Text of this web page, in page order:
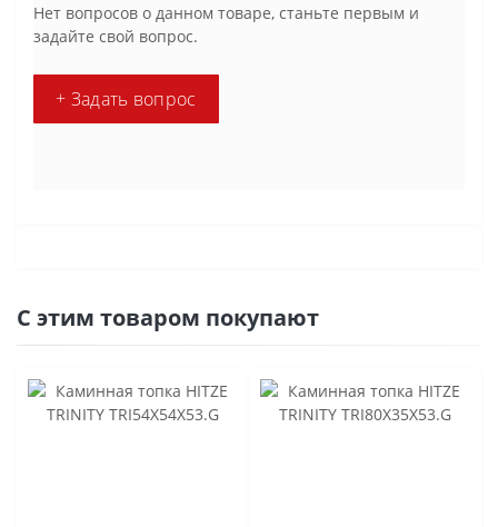
Нет вопросов о данном товаре, станьте первым и
задайте свой вопрос.
+ Задать вопрос
С этим товаром покупают